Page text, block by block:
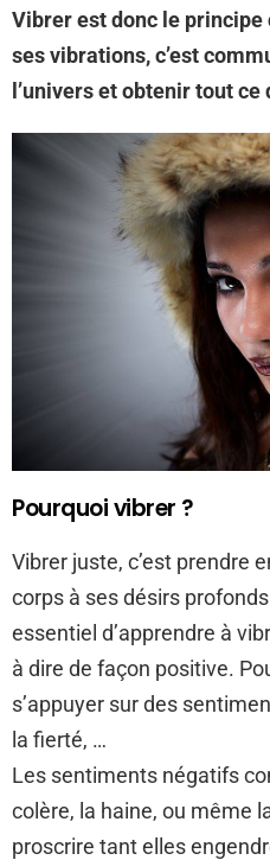
Vibrer est donc le
ses vibrations, c’est
l’univers et obtenir tout ce
Pourquoi vibrer ?
Vibrer juste, c’est prendre
corps à ses désirs
essentiel d’apprendre à
à dire de façon positive.
s’appuyer sur des
la fierté, …
Les sentiments négatifs
colère, la haine, ou même
proscrire tant elles